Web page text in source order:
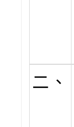
二、